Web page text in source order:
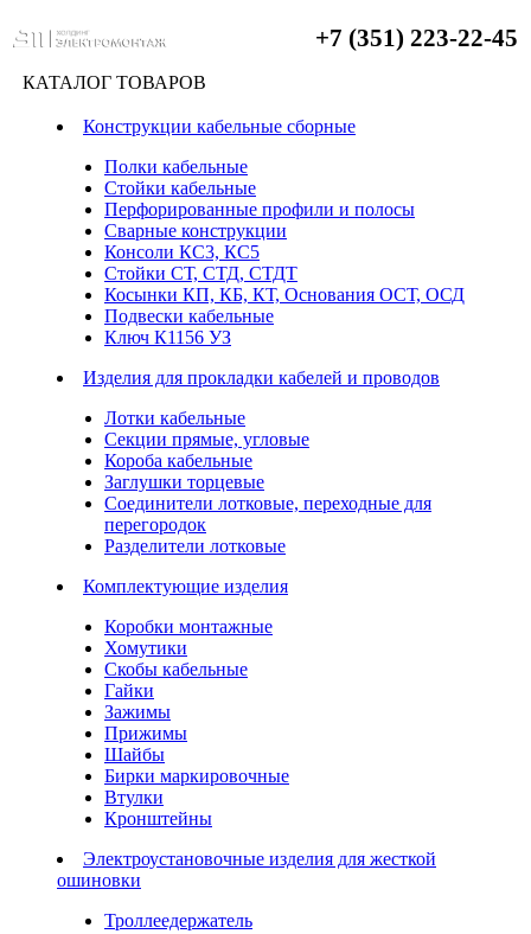
+7 (351) 223-22-45
КАТАЛОГ ТОВАРОВ
Конструкции кабельные сборные
Полки кабельные
Стойки кабельные
Перфорированные профили и полосы
Сварные конструкции
Консоли КС3, КС5
Стойки СТ, СТД, СТДТ
Косынки КП, КБ, КТ, Основания ОСТ, ОСД
Подвески кабельные
Ключ К1156 УЗ
Изделия для прокладки кабелей и проводов
Лотки кабельные
Секции прямые, угловые
Короба кабельные
Заглушки торцевые
Соединители лотковые, переходные для
перегородок
Разделители лотковые
Комплектующие изделия
Коробки монтажные
Хомутики
Скобы кабельные
Гайки
Зажимы
Прижимы
Шайбы
Бирки маркировочные
Втулки
Кронштейны
Электроустановочные изделия для жесткой
ошиновки
Троллеедержатель